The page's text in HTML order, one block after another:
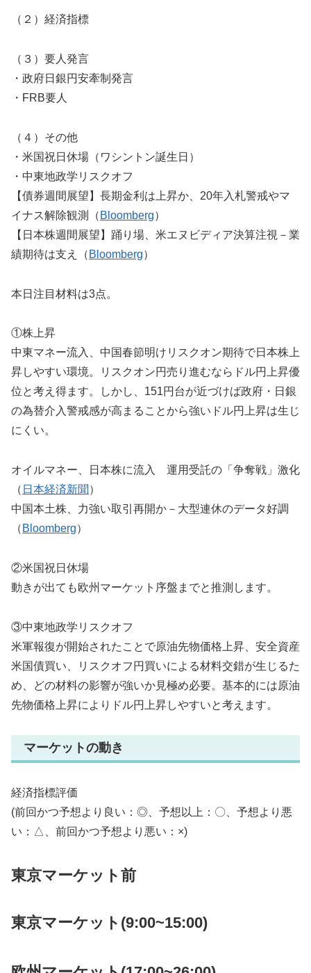
（２）経済指標
（３）要人発言
・政府日銀円安牽制発言
・FRB要人
（４）その他
・米国祝日休場（ワシントン誕生日）
・中東地政学リスクオフ
【債券週間展望】長期金利は上昇か、20年入札警戒やマ
イナス解除観測（ Bloomberg）
【日本株週間展望】踊り場、米エヌビディア決算注視－業
績期待は支え（ Bloomberg）
本日注目材料は3点。
①株上昇
中東マネー流入、中国春節明けリスクオン期待で日本株上
昇しやすい環境。リスクオン円売り進むならドル円上昇優
位と考え得ます。しかし、151円台が近づけば政府・日銀
の為替介入警戒感が高まることから強いドル円上昇は生じ
にくい。
オイルマネー、日本株に流入 運用受託の「争奪戦」激化
（ 日本経済新聞 ）
中国本土株、力強い取引再開か－大型連休のデータ好調
（ Bloomberg）
②米国祝日休場
動きが出ても欧州マーケット序盤までと推測します。
③中東地政学リスクオフ
米軍報復が開始されたことで原油先物価格上昇、安全資産
米国債買い、リスクオフ円買いによる材料交錯が生じるた
め、どの材料の影響が強いか見極め必要。基本的には原油
先物価格上昇によりドル円上昇しやすいと考えます。
マーケットの動き
経済指標評価
(前回かつ予想より良い：◎、予想以上：〇、予想より悪
い：△、前回かつ予想より悪い：×)
東京マーケット前
東京マーケット(9:00~15:00)